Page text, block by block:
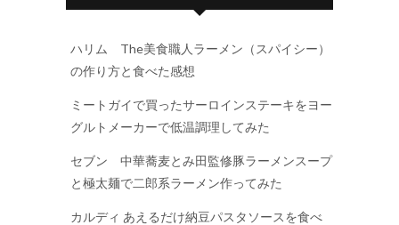
ハリム The美食職人ラーメン（スパイシー）
の作り方と食べた感想
ミートガイで買ったサーロインステーキをヨー
グルトメーカーで低温調理してみた
セブン 中華蕎麦とみ田監修豚ラーメンスープ
と極太麺で二郎系ラーメン作ってみた
カルディ あえるだけ納豆パスタソースを食べ